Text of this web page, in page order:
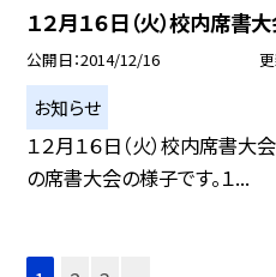
１２月１６日（火）校内席書
公開日 2014/12/16
お知らせ
１２月１６日（火）校内席書
の席書大会の様子です。１...